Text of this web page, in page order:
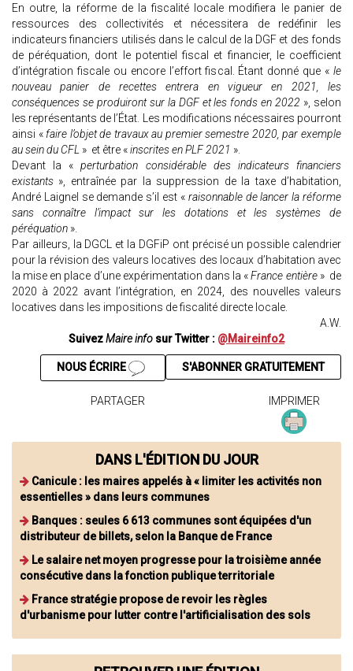
En outre, la réforme de la fiscalité locale modifiera le panier de
ressources des collectivités et nécessitera de redéfinir les
indicateurs financiers utilisés dans le calcul de la DGF et des fonds
de péréquation, dont le potentiel fiscal et financier, le coefficient
d’intégration fiscale ou encore l’effort fiscal. Étant donné que « le
nouveau panier de recettes entrera en vigueur en 2021, les
conséquences se produiront sur la DGF et les fonds en 2022 », selon
les représentants de l’État. Les modifications nécessaires pourront
ainsi « faire l’objet de travaux au premier semestre 2020, par exemple
au sein du CFL » et être «inscrites en PLF 2021 ».
Devant la «perturbation considérable des indicateurs financiers
existants », entraînée par la suppression de la taxe d’habitation,
André Laignel se demande s’il est «raisonnable de lancer la réforme
sans connaître l’impact sur les dotations et les systèmes de
péréquation ».
Par ailleurs, la DGCL et la DGFiP ont précisé un possible calendrier
pour la révision des valeurs locatives des locaux d’habitation avec
la mise en place d’une expérimentation dans la «France entière » de
2020 à 2022 avant l’intégration, en 2024, des nouvelles valeurs
locatives dans les impositions de fiscalité directe locale.
A.W.
SuivezMaire info sur Twitter : @Maireinfo2
S'ABONNER GRATUITEMENT
NOUS ÉCRIRE
PARTAGER IMPRIMER
DANS L'ÉDITION DU JOUR
Canicule : les maires appelés à « limiter les activités non
essentielles » dans leurs communes
Banques : seules 6 613 communes sont équipées d'un
distributeur de billets, selon la Banque de France
Le salaire net moyen progresse pour la troisième année
consécutive dans la fonction publique territoriale
France stratégie propose de revoir les règles
d'urbanisme pour lutter contre l'artificialisation des sols